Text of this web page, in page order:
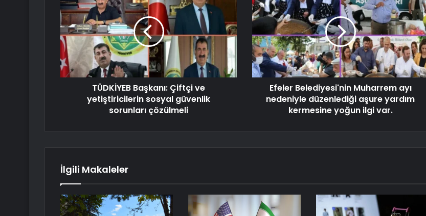
TÜDKİYEB Başkanı: Çiftçi ve
yetiştiricilerin sosyal güvenlik
sorunları çözülmeli
Efeler Belediyesi'nin Muharrem ayı
nedeniyle düzenlediği aşure yardım
kermesine yoğun ilgi var.
İlgili Makaleler